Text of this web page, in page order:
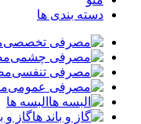
دسته بندی ها
البسه ها
گاز و باند